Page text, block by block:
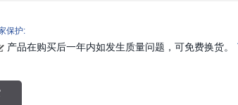
保护:
产品在购买后一年内如发生质量问题，可免费换货。